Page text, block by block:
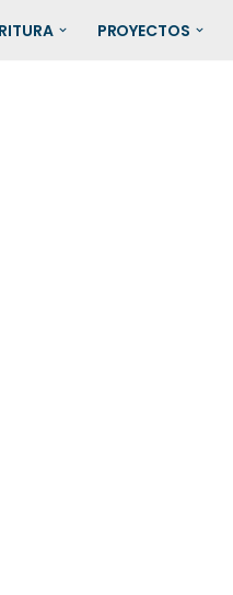
PROYECTOS